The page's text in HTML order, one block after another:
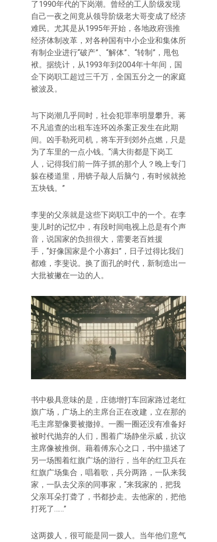
了1990年代的下岗潮。曾经的工人阶级发现
自己一夜之间竟从领导阶级老大哥变成了经济
难民。尤其是从1995年开始，各地政府强推
经济体制改革，对各种国有中小企业和集体所
有制企业进行“破产”、“解体”、“转制”，甩包
袱。据统计，从1993年到2004年十年间，国
企下岗职工超过三千万，全国五分之一的家庭
被波及。
与下岗潮几乎同时，社会犯罪率明显攀升。蒋
不凡追查的出租车连环凶杀案正发生在此期
间。凶手勒死司机，将车开到郊外点燃，只是
为了车里的一点小钱。“满大街都是下岗工
人，记得我们前一阵子抓的那个人？晚上专门
躲在楼道里，用锛子敲人后脑勺，有时候就抢
五块钱。”
李斐的父亲就是这些下岗职工中的一个。在李
斐儿时的记忆中，有段时间电视上总是有个声
音，说国家的负担很大，需要老百姓援
手，“好像国家是个小寡妇”，日子过得比我们
都难，李斐说。换了面孔的时代，新制造出一
大批被撇在一边的人。
书中极具意味的是，庄德增打车回家路过老红
旗广场，广场上的主席台正在改建，立在那的
毛主席塑像要被撤掉。一圈一圈还没有准备好
被时代抛弃的人们，围着广场静坐示威，抗议
主席像被推倒。藉着傅东心之口，书中描述了
另一场围着红旗广场的游行，当年的红卫兵在
红旗广场集合，唱着歌，兵分两路，一队来我
家，一队去父亲的同事家，“来我家的，把我
父亲耳朵打聋了，书都抄走。去他家的，把他
打死了……”
这两拨人，很可能是同一拨人。当年他们意气